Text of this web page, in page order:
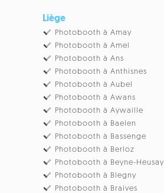
Liège
Photobooth à Amay
Photobooth à Amel
Photobooth à Ans
Photobooth à Anthisnes
Photobooth à Aubel
Photobooth à Awans
Photobooth à Aywaille
Photobooth à Baelen
Photobooth à Bassenge
Photobooth à Berloz
Photobooth à Beyne-Heusay
Photobooth à Blegny
Photobooth à Braives